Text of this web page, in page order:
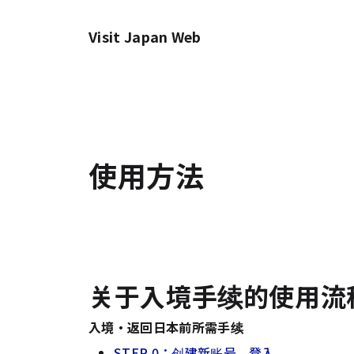
Visit Japan Web
使用方法
关于入境手续的使用流
入境・返回日本前所需手续